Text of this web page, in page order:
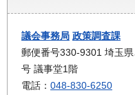
議会事務局 政策調査課
郵便番号330-9301 埼玉
号 議事堂1階
電話： 048-830-6250